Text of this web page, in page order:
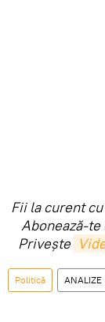
Fii la curent
Abonează-
Privește
Politică ANALIZE